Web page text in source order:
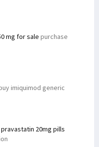
mg for sale purchase
imiquimod generic
20mg pills